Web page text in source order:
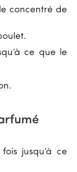
concentré de
ce que le
jusqu’à ce